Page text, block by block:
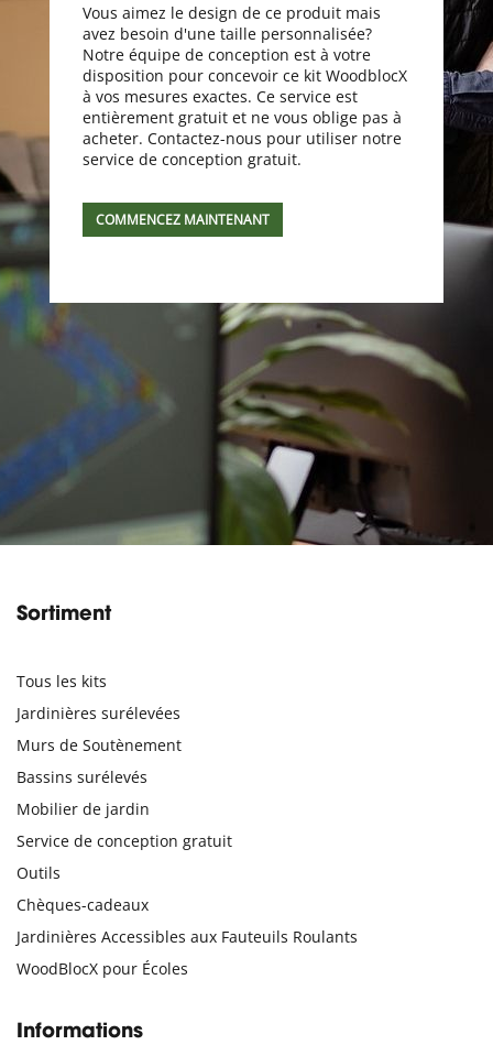
Vous aimez le design de ce produit mais
avez besoin d'une taille personnalisée?
Notre équipe de conception est à votre
disposition pour concevoir ce kit WoodblocX
à vos mesures exactes. Ce service est
entièrement gratuit et ne vous oblige pas à
acheter. Contactez-nous pour utiliser notre
service de conception gratuit.
COMMENCEZ MAINTENANT
Sortiment
Tous les kits
Jardinières surélevées
Murs de Soutènement
Bassins surélevés
Mobilier de jardin
Service de conception gratuit
Outils
Chèques-cadeaux
Jardinières Accessibles aux Fauteuils Roulants
WoodBlocX pour Écoles
Informations